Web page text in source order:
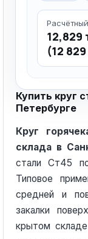
12,829
(12
Купить круг
Петербурге
Круг
склада в
стали Ст45
Типовое
средней и
закалки
крытом